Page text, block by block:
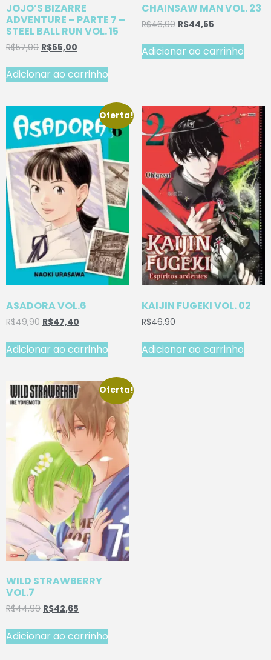
JOJO’S BIZARRE
ADVENTURE – PARTE 7 –
STEEL BALL RUN VOL. 15
R$57,90 R$55,00
Adicionar ao carrinho
CHAINSAW MAN VOL. 23
R$46,90 R$44,55
Adicionar ao carrinho
Oferta!
ASADORA VOL.6
R$49,90 R$47,40
Adicionar ao carrinho
KAIJIN FUGEKI VOL. 02
R$46,90
Adicionar ao carrinho
Oferta!
WILD STRAWBERRY
VOL.7
R$44,90 R$42,65
Adicionar ao carrinho